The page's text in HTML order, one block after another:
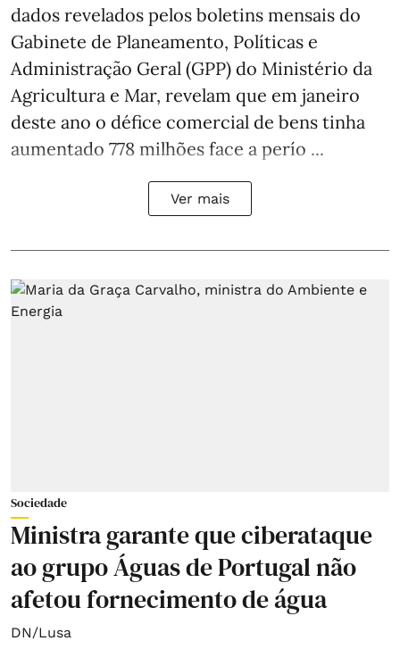
dados revelados pelos boletins mensais do
Gabinete de Planeamento, Políticas e
Administração Geral (GPP) do Ministério da
Agricultura e Mar, revelam que em janeiro
deste ano o défice comercial de bens tinha
aumentado 778 milhões face a perío ...
Ver mais
Sociedade
Ministra garante que ciberataque
ao grupo Águas de Portugal não
afetou fornecimento de água
DN/Lusa